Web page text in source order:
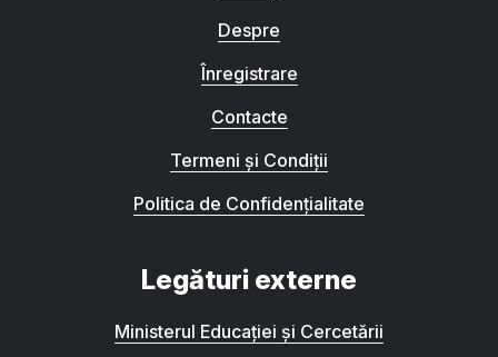
Despre
Înregistrare
Contacte
Termeni și Condiții
Politica de Confidențialitate
Legături externe
Ministerul Educației și Cercetării